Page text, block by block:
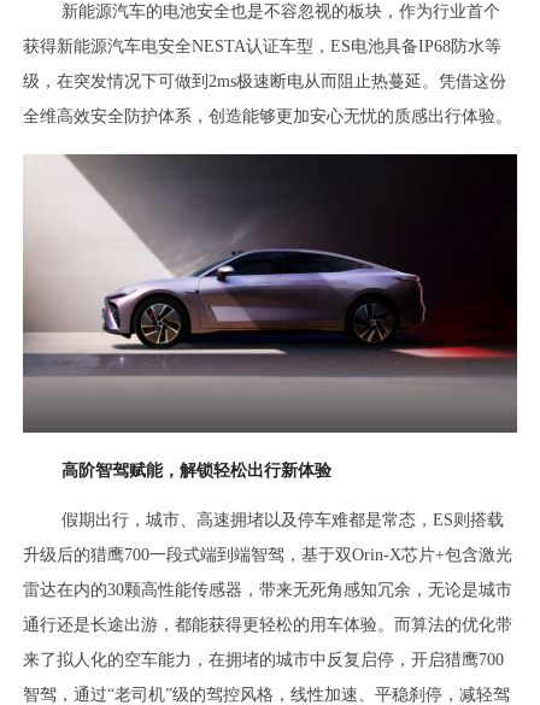
新能源汽车的电池安全也是不容忽视的板块，作为行业首个
获得新能源汽车电安全NESTA认证车型，ES电池具备IP68防水等
级，在突发情况下可做到2ms极速断电从而阻止热蔓延。凭借这份
全维高效安全防护体系，创造能够更加安心无忧的质感出行体验。
高阶智驾赋能，解锁轻松出行新体验
假期出行，城市、高速拥堵以及停车难都是常态，ES则搭载
升级后的猎鹰700一段式端到端智驾，基于双Orin-X芯片+包含激光
雷达在内的30颗高性能传感器，带来无死角感知冗余，无论是城市
通行还是长途出游，都能获得更轻松的用车体验。而算法的优化带
来了拟人化的空车能力，在拥堵的城市中反复启停，开启猎鹰700
智驾，通过“老司机”级的驾控风格，线性加速、平稳刹停，减轻驾